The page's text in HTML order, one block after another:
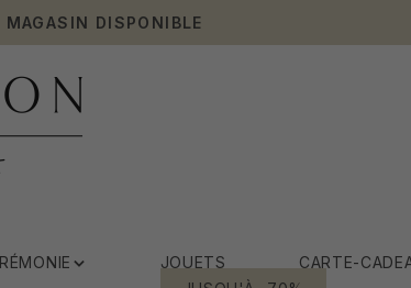
DISPONIBLE
JOUETS
CARTE-